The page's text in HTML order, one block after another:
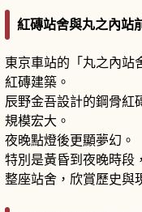
紅磚站舍與丸之內站
東京車站的「丸之內站
紅磚建築。
辰野金吾設計的鋼骨紅
規模宏大。
夜晚點燈後更顯夢幻。
特別是黃昏到夜晚時段
整座站舍，欣賞歷史與